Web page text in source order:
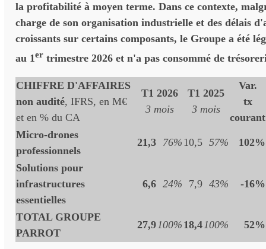
la profitabilité à moyen terme. Dans ce contexte,
charge de son organisation industrielle et des délais
croissants sur certains composants, le Groupe a été
au 1er trimestre 2026 et n'a pas consommé de
CHIFFRE D'AFFAIRES
non audité, IFRS, en M€
et en % du CA
T1 2026
3 mois
T1 2025
3 mois
Var.
tx
courant
Micro-drones
professionnels
21,3 76% 10,5 57% 102%
Solutions pour
infrastructures
essentielles
6,6 24% 7,9 43% -16%
TOTAL GROUPE
PARROT
27,9100% 18,4100% 52%